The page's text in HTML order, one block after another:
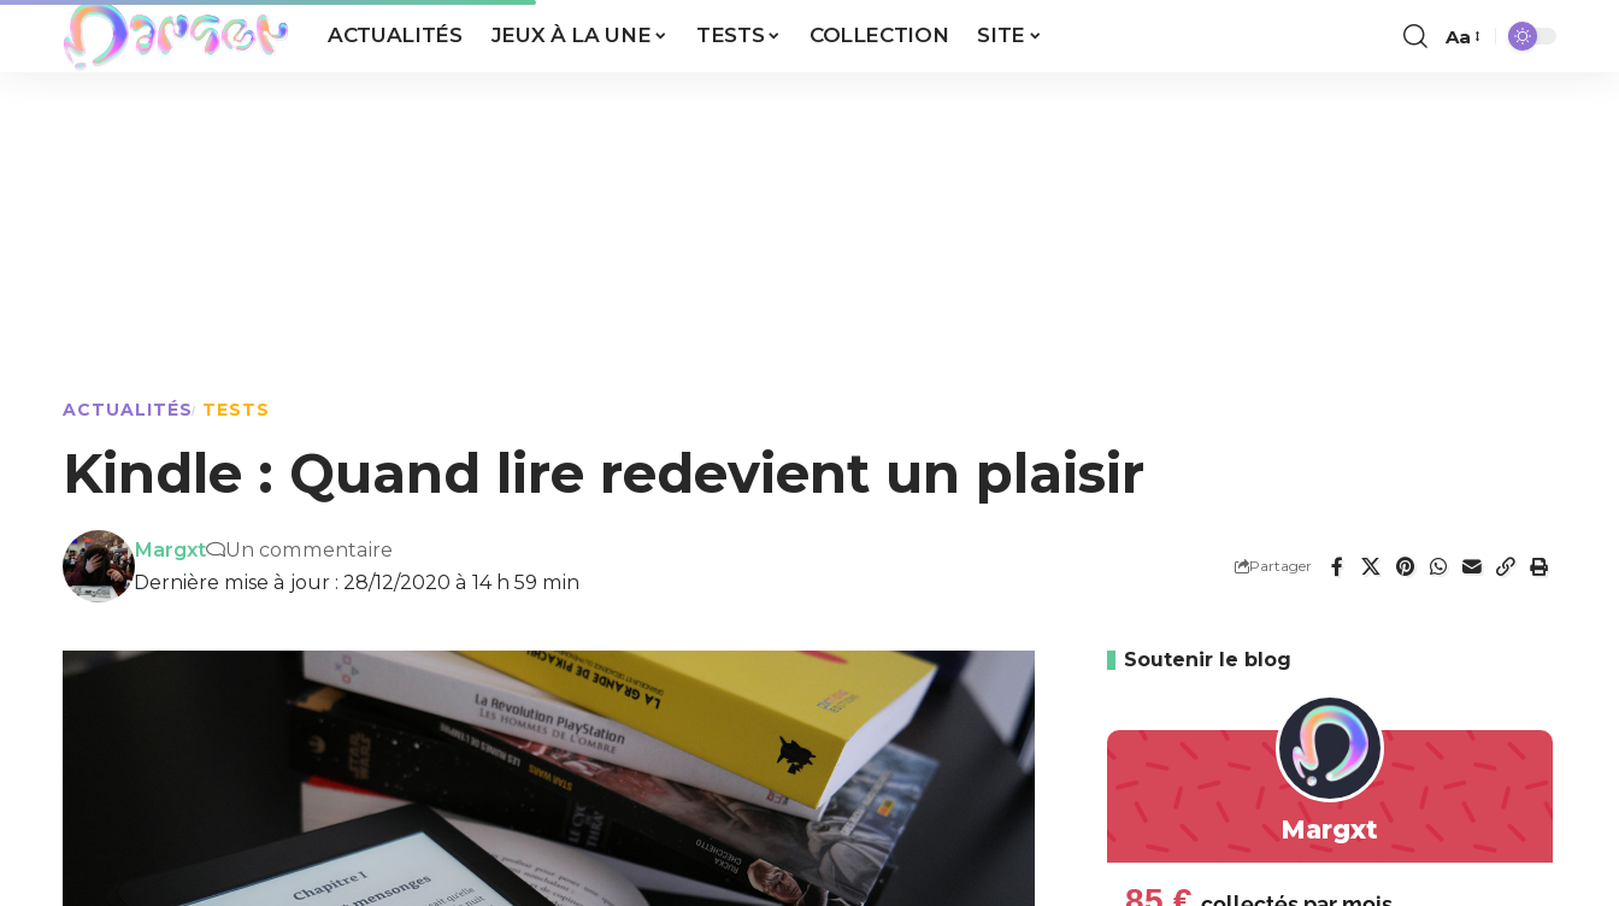
ACTUALITÉS JEUX À LA UNE TESTS COLLECTION SITE Aa
ACTUALITÉS TESTS
Kindle : Quand lire redevient un plaisir
Dernière mise à jour : 28/12/2020 à 14 h 59 min
Margxt Un commentaire
Partager
Soutenir le blog
Margxt